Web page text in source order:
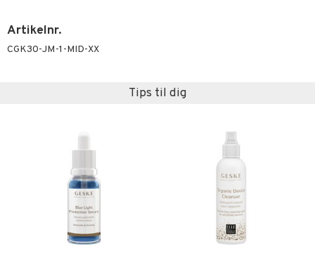
Artikelnr.
CGK30-JM-1-MID-XX
Tips til dig